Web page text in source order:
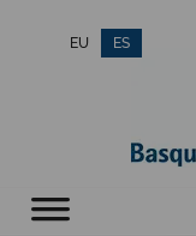
EU ES